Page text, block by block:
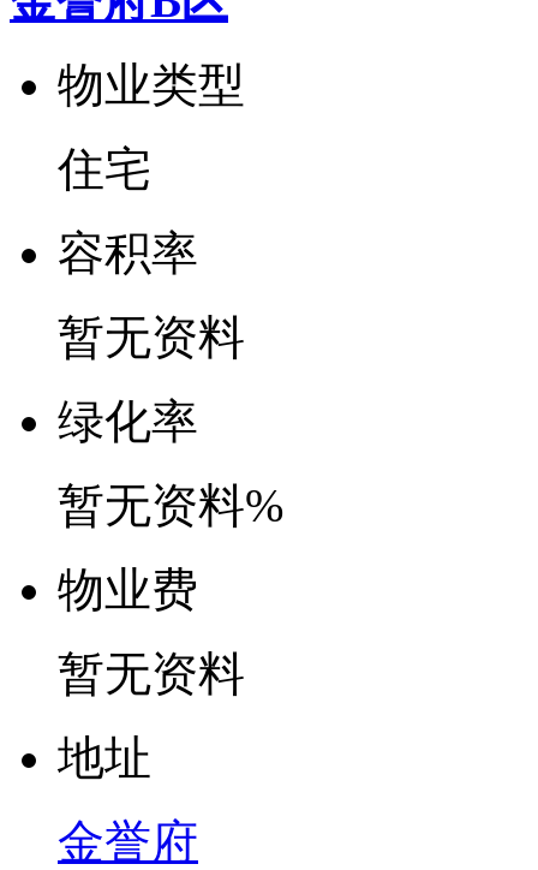
物业类型
住宅
容积率
暂无资料
绿化率
暂无资料%
物业费
暂无资料
地址
金誉府